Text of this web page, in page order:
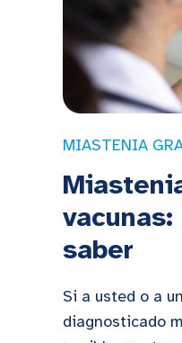
MIASTENIA
saber
Si a usted o a
diagnosticado